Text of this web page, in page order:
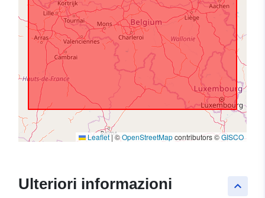
Leaflet|©OpenStreetMapcontributors ©GISCO
keyboard_arrow_up
Ulteriori informazioni